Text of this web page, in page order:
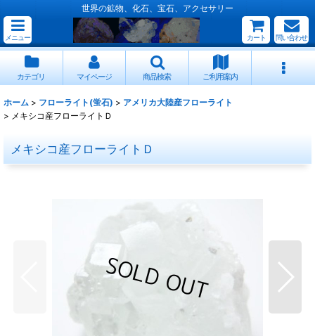
世界の鉱物、化石、宝石、アクセサリー
メニュー カート 問い合わせ
カテゴリ マイページ 商品検索 ご利用案内
ホーム > フローライト(蛍石) > アメリカ大陸産フローライト
> メキシコ産フローライトＤ
メキシコ産フローライトＤ